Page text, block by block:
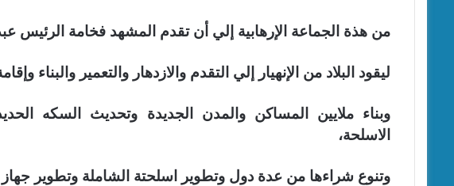
من هذة الجماعة الإرهابية إلي أن تقدم المشهد فخامة الرئيس
ليقود البلاد من الإنهيار إلي التقدم والازدهار والتعمير والبناء
وبناء ملايين المساكن والمدن الجديدة وتحديث السكه
الاسلحة،
وتنوع شراءها من عدة دول وتطوير اسلحتة الشاملة وتطوير